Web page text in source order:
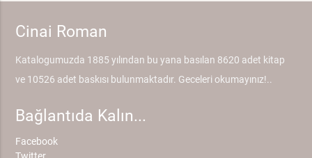
Cinai Roman
Katalogumuzda 1885 yılından bu yana basılan 8620 adet kitap
ve 10526 adet baskısı bulunmaktadır. Geceleri okumayınız!..
Bağlantıda Kalın...
Facebook
Twitter